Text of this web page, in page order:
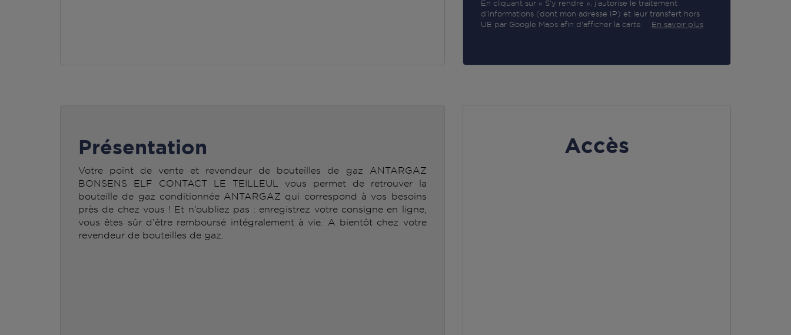
En cliquant sur « S’y rendre », j’autorise le traitement
d’informations (dont mon adresse IP) et leur transfert hors
UE par Google Maps afin d’afficher la carte.
En savoir plus
Accès
Présentation
Votre point de vente et revendeur de bouteilles de gaz ANTARGAZ
BONSENS ELF CONTACT LE TEILLEUL vous permet de retrouver la
bouteille de gaz conditionnée ANTARGAZ qui correspond à vos besoins
près de chez vous ! Et n’oubliez pas : enregistrez votre consigne en ligne,
vous êtes sûr d’être remboursé intégralement à vie. A bientôt chez votre
revendeur de bouteilles de gaz.